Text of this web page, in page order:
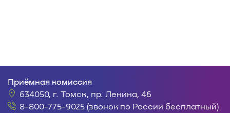
Приёмная комиссия
634050, г. Томск, пр. Ленина, 46
8-800-775-9025 (звонок по России бесплатный)